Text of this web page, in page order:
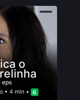
o
eps
• 4 min •